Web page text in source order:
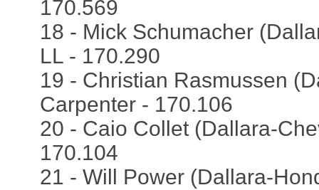
170.569
18 - Mick Schumacher
LL - 170.290
19 - Christian Rasmussen
Carpenter - 170.106
20 - Caio Collet (Dallara-
170.104
21 - Will Power (Dallara-